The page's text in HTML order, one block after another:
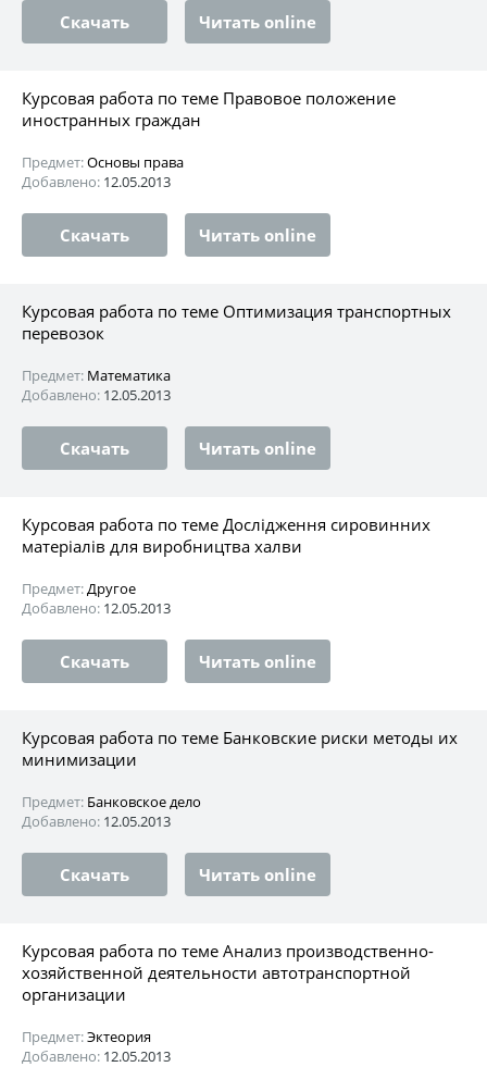
Скачать Читать online
Курсовая работа по теме Правовое положение
иностранных граждан
Предмет:Основы права
Добавлено: 12.05.2013
Скачать Читать online
Курсовая работа по теме Оптимизация транспортных
перевозок
Предмет: Математика
Добавлено: 12.05.2013
Скачать Читать online
Курсовая работа по теме Дослідження сировинних
матеріалів для виробництва халви
Предмет:Другое
Добавлено: 12.05.2013
Скачать Читать online
Курсовая работа по теме Банковские риски методы их
минимизации
Предмет: Банковское дело
Добавлено: 12.05.2013
Скачать Читать online
Курсовая работа по теме Анализ производственно-
хозяйственной деятельности автотранспортной
организации
Предмет:Эктеория
Добавлено: 12.05.2013